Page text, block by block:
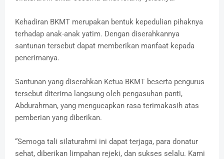
Kehadiran BKMT merupakan bentuk kepedulian pihaknya
terhadap anak-anak yatim. Dengan diserahkannya
santunan tersebut dapat memberikan manfaat kepada
penerimanya.
Santunan yang diserahkan Ketua BKMT beserta pengurus
tersebut diterima langsung oleh pengasuhan panti,
Abdurahman, yang mengucapkan rasa terimakasih atas
pemberian yang diberikan.
“Semoga tali silaturahmi ini dapat terjaga, para donatur
sehat, diberikan limpahan rejeki, dan sukses selalu. Kami